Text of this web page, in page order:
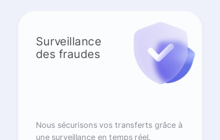
Surveillance
des fraudes
Nous sécurisons vos transferts grâce à
une surveillance en temps réel.